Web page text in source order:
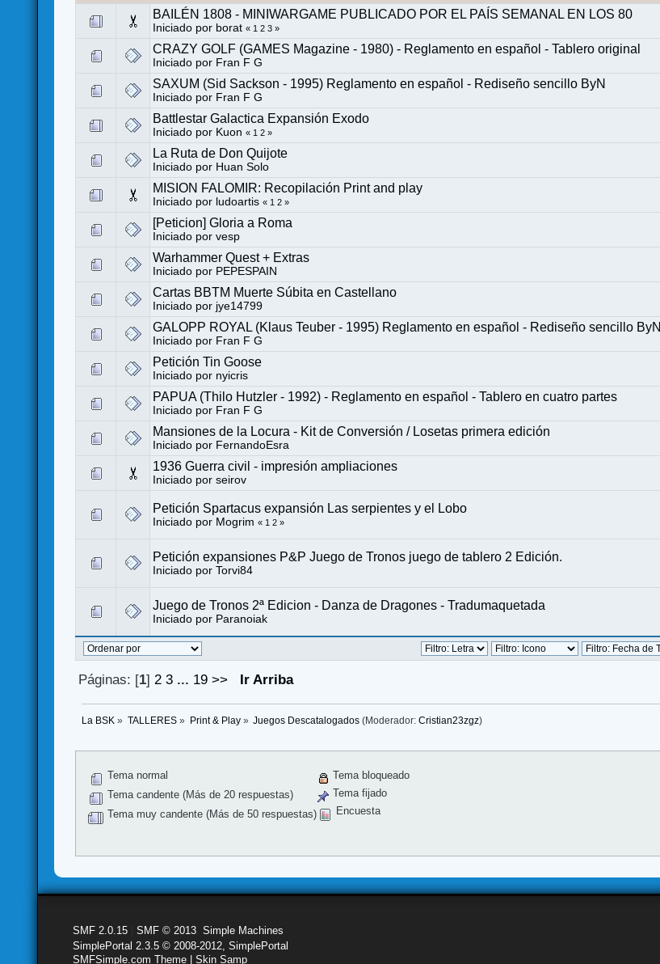
BAILÉN 1808 - MINIWARGAME PUBLICADO POR EL PAÍS SEMANAL EN LOS 80
Iniciado por borat « 1 2 3 »
CRAZY GOLF (GAMES Magazine - 1980) - Reglamento en español - Tablero original
Iniciado por Fran F G
SAXUM (Sid Sackson - 1995) Reglamento en español - Rediseño sencillo ByN
Iniciado por Fran F G
Battlestar Galactica Expansión Exodo
Iniciado por Kuon « 1 2 »
La Ruta de Don Quijote
Iniciado por Huan Solo
MISION FALOMIR: Recopilación Print and play
Iniciado por ludoartis « 1 2 »
[Peticion] Gloria a Roma
Iniciado porvesp
Warhammer Quest + Extras
Iniciado por PEPESPAIN
Cartas BBTM Muerte Súbita en Castellano
Iniciado por jye14799
GALOPP ROYAL (Klaus Teuber - 1995) Reglamento en español - Rediseño sencillo ByN
Iniciado por Fran F G
Petición Tin Goose
Iniciado por nyicris
PAPUA (Thilo Hutzler - 1992) - Reglamento en español - Tablero en cuatro partes
Iniciado por Fran F G
Mansiones de la Locura - Kit de Conversión / Losetas primera edición
Iniciado por FernandoEsra
1936 Guerra civil - impresión ampliaciones
Iniciado porseirov
Petición Spartacus expansión Las serpientes y el Lobo
Iniciado por Mogrim « 1 2 »
Petición expansiones P&P Juego de Tronos juego de tablero 2 Edición.
Iniciado porTorvi84
Juego de Tronos 2ª Edicion - Danza de Dragones - Tradumaquetada
Iniciado por Paranoiak
Páginas: [1] 2 3 ... 19 >> Ir Arriba
La BSK » TALLERES» Print & Play» Juegos Descatalogados (Moderador:Cristian23zgz)
Tema normal
Tema candente (Más de 20 respuestas)
Tema muy candente (Más de 50 respuestas)
Tema bloqueado
Tema fijado
Encuesta
SMF 2.0.15 |SMF © 2013 ,Simple Machines
SimplePortal 2.3.5 © 2008-2012, SimplePortal
SMFSimple.com Theme | Skin Samp